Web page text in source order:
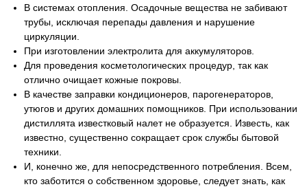
В системах отопления. Осадочные вещества не забивают
трубы, исключая перепады давления и нарушение
циркуляции.
При изготовлении электролита для аккумуляторов.
Для проведения косметологических процедур, так как
отлично очищает кожные покровы.
В качестве заправки кондиционеров, парогенераторов,
утюгов и других домашних помощников. При использовании
дистиллята известковый налет не образуется. Известь, как
известно, существенно сокращает срок службы бытовой
техники.
И, конечно же, для непосредственного потребления. Всем,
кто заботится о собственном здоровье, следует знать, как